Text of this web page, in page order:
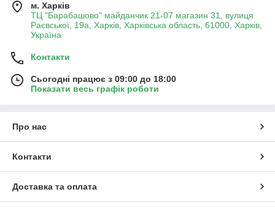
м. Харків
ТЦ "Барабашово" майданчик 21-07 магазин 31, вулиця
Раєвської, 19а, Харків, Харківська область, 61000, Харків,
Україна
Контакти
Сьогодні працює з 09:00 до 18:00
Показати весь графік роботи
Про нас
Контакти
Доставка та оплата